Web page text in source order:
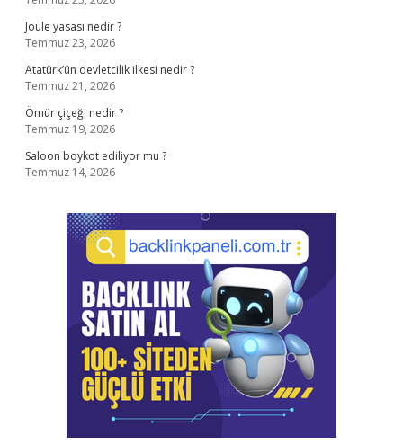
Joule yasası nedir ?
Temmuz 23, 2026
Atatürk’ün devletcilik ilkesi nedir ?
Temmuz 21, 2026
Ömür çiçeği nedir ?
Temmuz 19, 2026
Saloon boykot ediliyor mu ?
Temmuz 14, 2026